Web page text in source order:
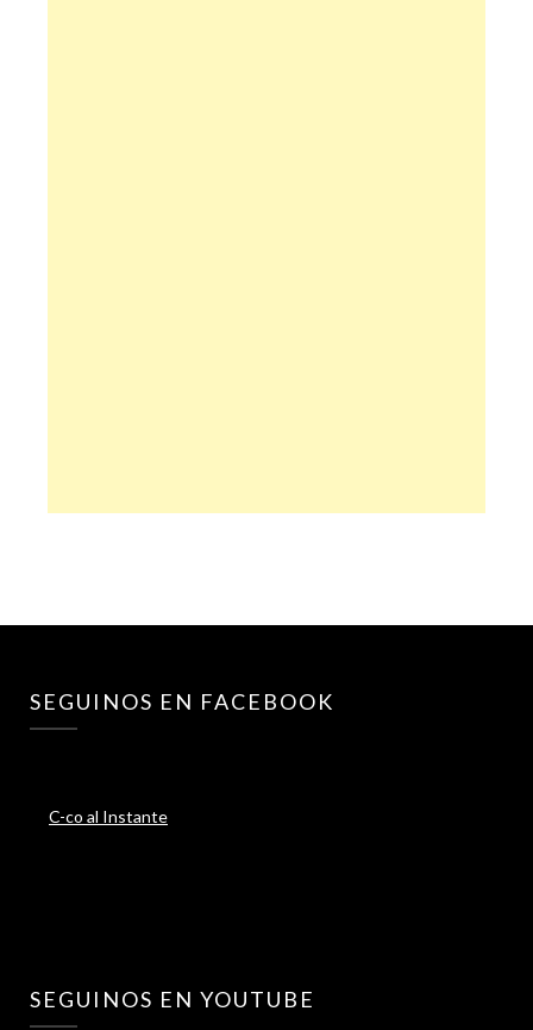
SEGUINOS EN FACEBOOK
C-co al Instante
SEGUINOS EN YOUTUBE